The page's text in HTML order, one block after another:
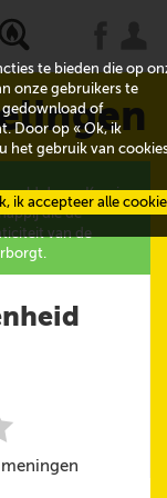
door eKomi,
die de
van de
te bieden die op
onze gebruikers te
gedownload of
Door op « Ok, ik
het gebruik van
ik accepteer alle